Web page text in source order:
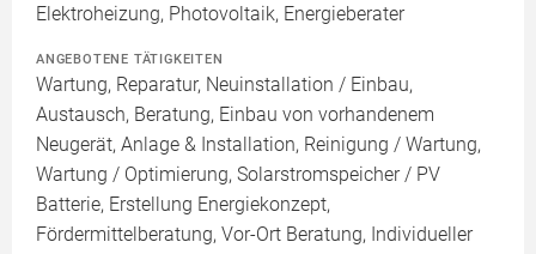
Elektroheizung, Photovoltaik, Energieberater
ANGEBOTENE TÄTIGKEITEN
Wartung, Reparatur, Neuinstallation / Einbau,
Austausch, Beratung, Einbau von vorhandenem
Neugerät, Anlage & Installation, Reinigung / Wartung,
Wartung / Optimierung, Solarstromspeicher / PV
Batterie, Erstellung Energiekonzept,
Fördermittelberatung, Vor-Ort Beratung, Individueller